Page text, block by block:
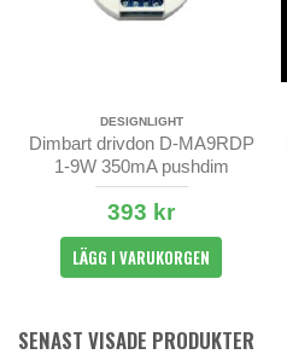
DESIGNLIGHT
Dimbart drivdon D-MA9RDP
1-9W 350mA pushdim
393 kr
LÄGG I VARUKORGEN
SENAST VISADE PRODUKTER